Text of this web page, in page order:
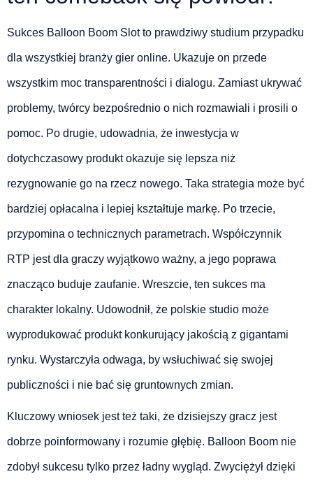
Sukces Balloon Boom Slot to prawdziwy studium przypadku
dla wszystkiej branży gier online. Ukazuje on przede
wszystkim moc transparentności i dialogu. Zamiast ukrywać
problemy, twórcy bezpośrednio o nich rozmawiali i prosili o
pomoc. Po drugie, udowadnia, że inwestycja w
dotychczasowy produkt okazuje się lepsza niż
rezygnowanie go na rzecz nowego. Taka strategia może być
bardziej opłacalna i lepiej kształtuje markę. Po trzecie,
przypomina o technicznych parametrach. Współczynnik
RTP jest dla graczy wyjątkowo ważny, a jego poprawa
znacząco buduje zaufanie. Wreszcie, ten sukces ma
charakter lokalny. Udowodnił, że polskie studio może
wyprodukować produkt konkurujący jakością z gigantami
rynku. Wystarczyła odwaga, by wsłuchiwać się swojej
publiczności i nie bać się gruntownych zmian.
Kluczowy wniosek jest też taki, że dzisiejszy gracz jest
dobrze poinformowany i rozumie głębię. Balloon Boom nie
zdobył sukcesu tylko przez ładny wygląd. Zwyciężył dzięki